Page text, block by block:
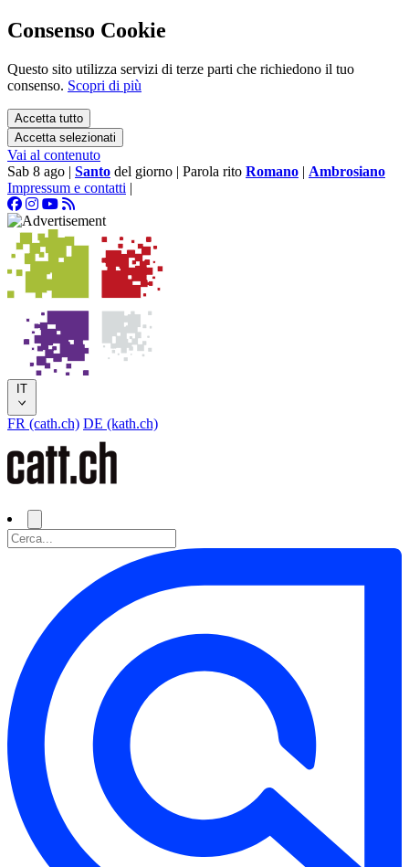
Consenso Cookie
Questo sito utilizza servizi di terze parti che richiedono il tuo
consenso. Scopri di più
Accetta tutto
Accetta selezionati
Vai al contenuto
Sab 8 ago | Santo del giorno | Parola rito Romano | Ambrosiano
Impressum e contatti |
IT
FR (cath.ch) DE (kath.ch)